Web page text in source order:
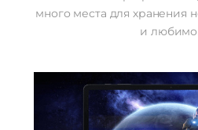
много места для хранения
и